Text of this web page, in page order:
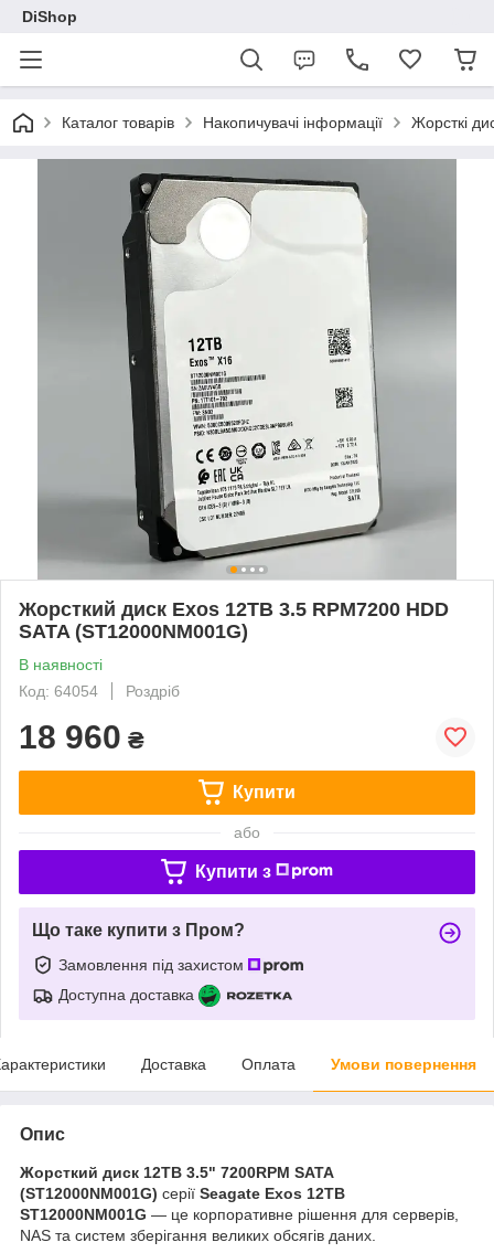
DiShop
Каталог товарів Накопичувачі інформації Жорсткі
Жорсткий диск Exos 12TB 3.5 RPM7200 HDD
SATA (ST12000NM001G)
В наявності
Код: 64054
Роздріб
18 960 ₴
Купити
або
Купити з
Що таке купити з Пром?
Замовлення під захистом
Доступна доставка
Доставка Оплата Умови повернення
Опис
Жорсткий диск 12TB 3.5" 7200RPM SATA
(ST12000NM001G) серії Seagate Exos 12TB
ST12000NM001G — це корпоративне рішення для серверів,
NAS та систем зберігання великих обсягів даних.